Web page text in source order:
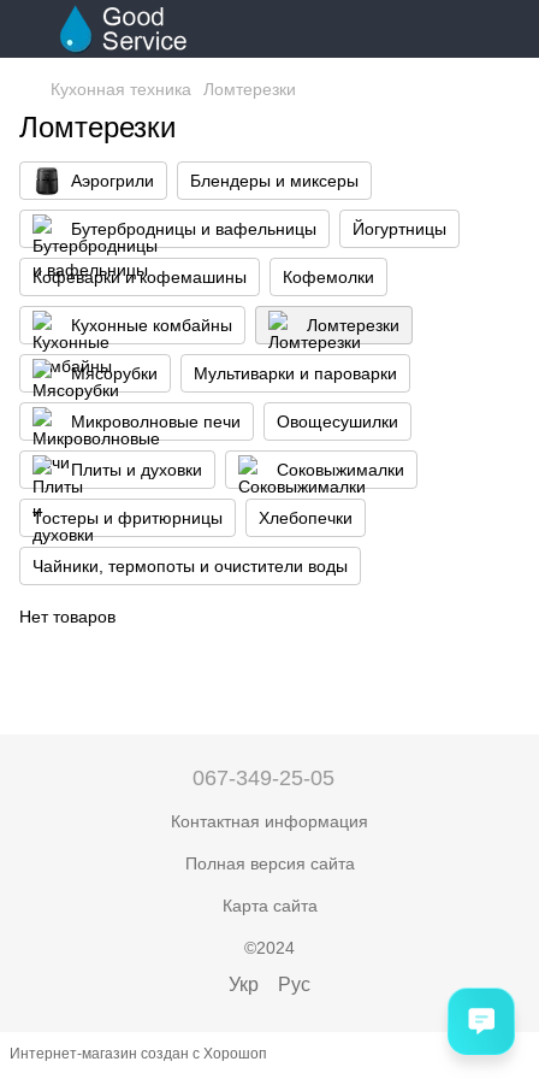
Кухонная техника Ломтерезки
Ломтерезки
Аэрогрили Блендеры и миксеры
Бутербродницы и вафельницы Йогуртницы
Кофеварки и кофемашины Кофемолки
Кухонные комбайны Ломтерезки
Мясорубки Мультиварки и пароварки
Микроволновые печи Овощесушилки
Плиты и духовки Соковыжималки
Тостеры и фритюрницы Хлебопечки
Чайники, термопоты и очистители воды
Нет товаров
067-349-25-05
Контактная информация
Полная версия сайта
Карта сайта
©2024
Укр Рус
Интернет-магазин создан с Хорошоп